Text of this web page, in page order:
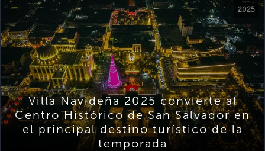
2025
Villa Navideña 2025 convierte al
Centro Histórico de San Salvador en
el principal destino turístico de la
temporada